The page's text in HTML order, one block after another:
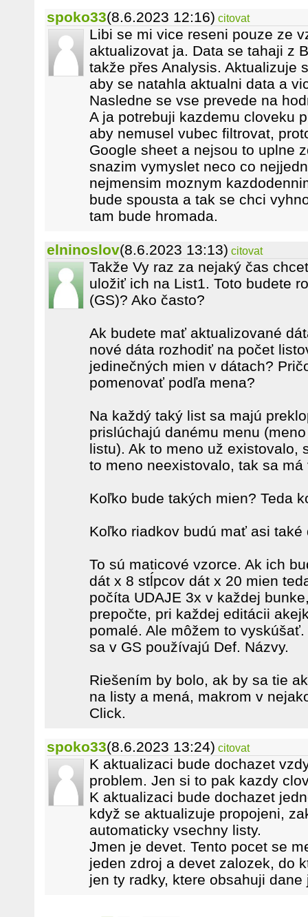
spoko33(8.6.2023 12:16) citovat
Libi se mi vice reseni pouze ze
aktualizovat ja. Data se tahaji z
takže přes Analysis. Aktualizuje
aby se natahla aktualni data a
Nasledne se vse prevede na
A ja potrebuji kazdemu cloveku
aby nemusel vubec filtrovat,
Google sheet a nejsou to uplne
snazim vymyslet neco co
nejmensim moznym
bude spousta a tak se chci
tam bude hromada.
elninoslov(8.6.2023 13:13) citovat
Takže Vy raz za nejaký čas
uložiť ich na List1. Toto budete
(GS)? Ako často?
Ak budete mať aktualizované
nové dáta rozhodiť na počet
jedinečných mien v dátach?
pomenovať podľa mena?
Na každý taký list sa majú
prislúchajú danému menu
listu). Ak to meno už existovalo,
to meno neexistovalo, tak sa
Koľko bude takých mien? Teda
Koľko riadkov budú mať asi také
To sú maticové vzorce. Ak ich
dát x 8 stĺpcov dát x 20 mien
počíta UDAJE 3x v každej
prepočte, pri každej editácii
pomalé. Ale môžem to
sa v GS používajú Def. Názvy.
Riešením by bolo, ak by sa tie
na listy a mená, makrom v
Click.
spoko33(8.6.2023 13:24) citovat
K aktualizaci bude dochazet
problem. Jen si to pak kazdy
K aktualizaci bude dochazet
když se aktualizuje propojeni,
automaticky vsechny listy.
Jmen je devet. Tento pocet se
jeden zdroj a devet zalozek, do
jen ty radky, ktere obsahuji dane